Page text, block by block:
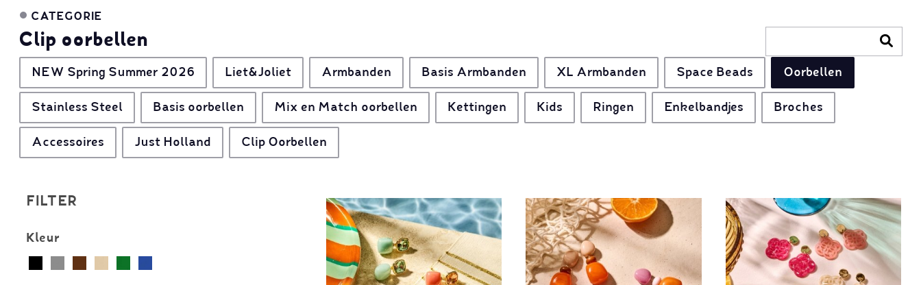
CATEGORIE
Clip oorbellen
NEW Spring Summer 2026 Liet&Joliet Armbanden Basis Armbanden XL Armbanden Space Beads Oorbellen
Stainless Steel Basis oorbellen Mix en Match oorbellen Kettingen Kids Ringen Enkelbandjes Broches
Accessoires Just Holland Clip Oorbellen
FILTER
Kleur